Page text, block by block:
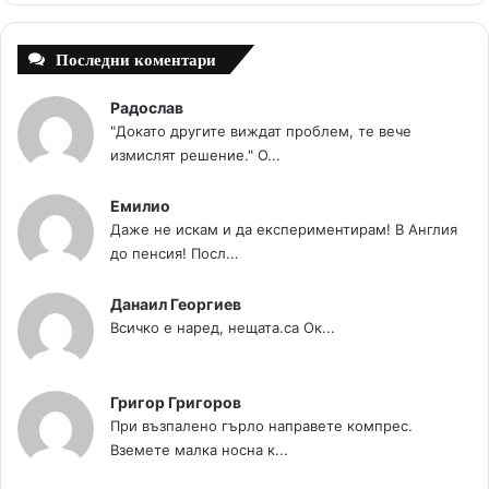
t
m
Последни коментари
Радослав
"Докато другите виждат проблем, те вече
измислят решение." О...
Емилио
Даже не искам и да експериментирам! В Англия
до пенсия! Посл...
Данаил Георгиев
Всичко е наред, нещата.са Ок...
Григор Григоров
При възпалено гърло направете компрес.
Вземете малка носна к...